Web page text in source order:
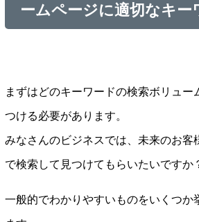
ームページに適切なキー
まずはどのキーワードの検索ボリュー
つける必要があります。
みなさんのビジネスでは、未来のお客
で検索して見つけてもらいたいですか
一般的でわかりやすいものをいくつか